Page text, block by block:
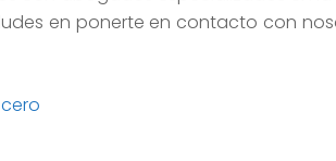
en ponerte en contacto con